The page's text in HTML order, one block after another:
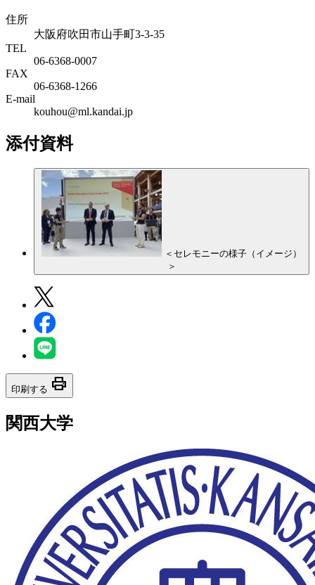
住所
大阪府吹田市山手町3-3-35
TEL
06-6368-0007
FAX
06-6368-1266
E-mail
kouhou@ml.kandai.jp
添付資料
＜セレモニーの様子（イメージ）
＞
印刷する print
関西大学